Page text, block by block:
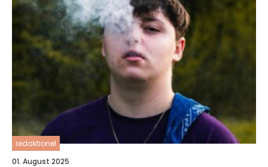
redaktionel
01. August 2025